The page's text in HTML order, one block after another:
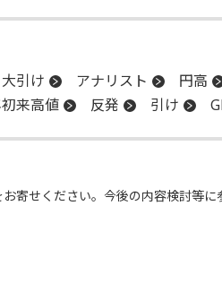
大引け アナリスト 円高
来高値 反発 引け
寄せください。今後の内容検討等に